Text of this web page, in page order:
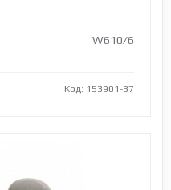
W610/6
Код: 153901-37